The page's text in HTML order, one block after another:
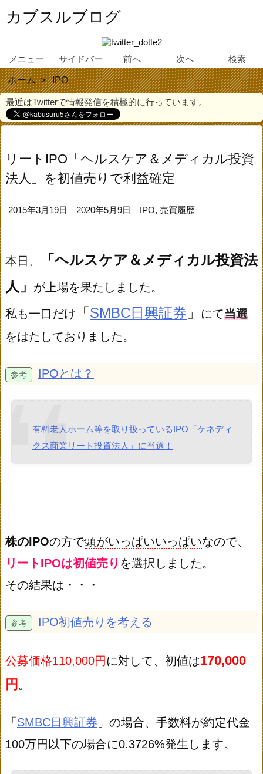
カブスルブログ
メニュー サイドバー 前へ 次へ 検索
ホーム > IPO
最近はTwitterで情報発信を積極的に行っています。
リートIPO「ヘルスケア＆メディカル投資
法人」を初値売りで利益確定
2015年3月19日 2020年5月9日 IPO, 売買履歴
本日、
「ヘルスケア＆メディカル投資法
人」
が上場を果たしました。
私も一口だけ 「 SMBC日興証券 」 にて当選
をはたしておりました。
IPOとは？
有料老人ホーム等を取り扱っているIPO「ケネディ
クス商業リート投資法人」に当選！
株のIPOの方で頭がいっぱいいっぱいなので、
リートIPOは初値売り を選択しました。
その結果は・・・
IPO初値売りを考える
公募価格110,000円に対して、初値は170,000
円 。
「SMBC日興証券 」の場合、手数料が約定代金
100万円以下の場合に0.3726%発生します。